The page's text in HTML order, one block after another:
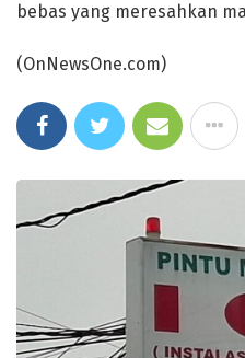
bebas yang meresahkan
(OnNewsOne.com)